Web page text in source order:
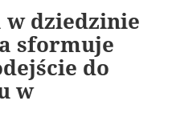
dziedzinie
sformuje
do
w